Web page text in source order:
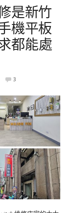
是新竹
機平板
都能處
3